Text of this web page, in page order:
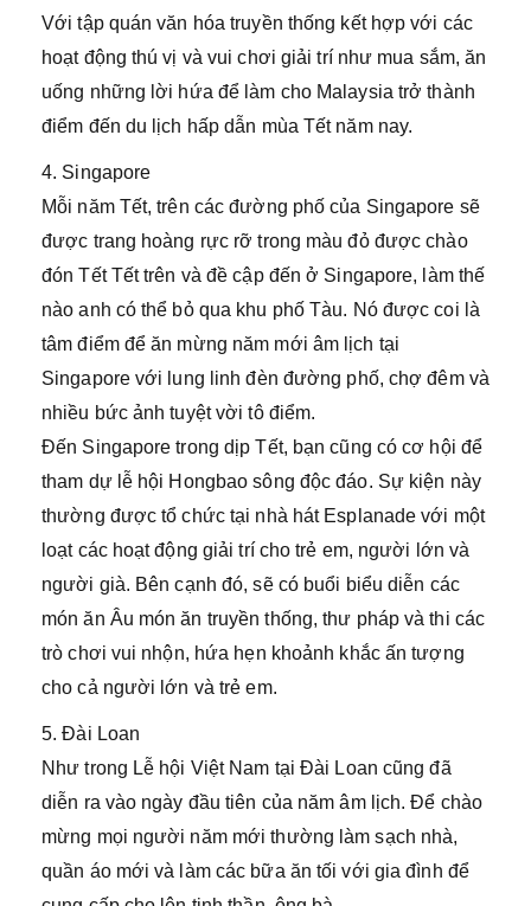
Với tập quán văn hóa truyền thống kết hợp với các
hoạt động thú vị và vui chơi giải trí như mua sắm, ăn
uống những lời hứa để làm cho Malaysia trở thành
điểm đến du lịch hấp dẫn mùa Tết năm nay.
4. Singapore
Mỗi năm Tết, trên các đường phố của Singapore sẽ
được trang hoàng rực rỡ trong màu đỏ được chào
đón Tết Tết trên và đề cập đến ở Singapore, làm thế
nào anh có thể bỏ qua khu phố Tàu. Nó được coi là
tâm điểm để ăn mừng năm mới âm lịch tại
Singapore với lung linh đèn đường phố, chợ đêm và
nhiều bức ảnh tuyệt vời tô điểm.
Đến Singapore trong dịp Tết, bạn cũng có cơ hội để
tham dự lễ hội Hongbao sông độc đáo. Sự kiện này
thường được tổ chức tại nhà hát Esplanade với một
loạt các hoạt động giải trí cho trẻ em, người lớn và
người già. Bên cạnh đó, sẽ có buổi biểu diễn các
món ăn Âu món ăn truyền thống, thư pháp và thi các
trò chơi vui nhộn, hứa hẹn khoảnh khắc ấn tượng
cho cả người lớn và trẻ em.
5. Đài Loan
Như trong Lễ hội Việt Nam tại Đài Loan cũng đã
diễn ra vào ngày đầu tiên của năm âm lịch. Để chào
mừng mọi người năm mới thường làm sạch nhà,
quần áo mới và làm các bữa ăn tối với gia đình để